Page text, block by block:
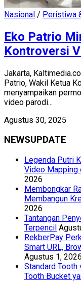
Nasional / Peristiwa
Eko Patrio
Kontroversi
Jakarta,
Patrio, Wakil Ketua
menyampaikan
video parodi...
Agustus 30, 2025
NEWSUPDATE
Legenda Putri
Video Mapping
2026
Membongkar
Membangun
2026
Tantangan
Terpencil
RekberPay
Smart URL,
Agustus 1, 2026
Standard Tooth
Tooth Bucket